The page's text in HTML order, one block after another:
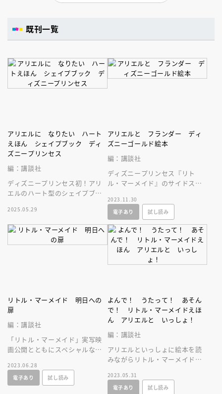
既刊一覧
アリエルに なりたい ハート
えほん シェイプブック ディ
ズニープリンセス
編：講談社
ディズニープリンセス初！アリ
エルのハート型のシェイプブッ
がいっぱい！よめばアリエルに
なれちゃう
2025.05.29
アリエルと フランダー ディ
ズニーゴールド絵本
編：講談社
ディズニープリンセス『リト
ル・マーメイド』のサイドスト
ーのかわいらしいお話を、ゴー
ルド絵本で。
2023.11.30
電子あり
試し読み
リトル・マーメイド 明日への
扉
編：講談社
「リトル・マーメイド」実写映
画公開とともにスペシャルな番
かれる前、アリエルが１５歳の
ときの物語。
2023.06.28
電子あり
試し読み
よんで！ うたって！ あそん
で！ リトル・マーメイドえほ
ん アリエルと いっしょ！
編：講談社
アリエルといっしょに絵本を読
みながらリトル・マーメイドの
な表記の歌詞／おはなし／あそ
びが一冊に！
2023.05.31
電子あり
試し読み